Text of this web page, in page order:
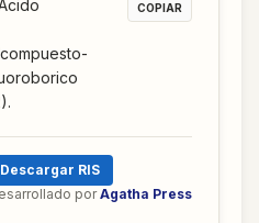
COPIAR
Descargar RIS
por Agatha Press